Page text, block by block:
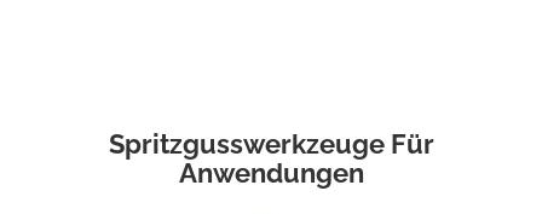
Spritzgusswerkzeuge Für
Anwendungen